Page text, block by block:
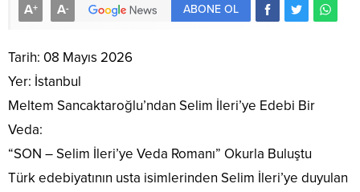
A+ A- ABONE OL
Tarih: 08 Mayıs 2026
Yer: İstanbul
Meltem Sancaktaroğlu’ndan Selim İleri’ye Edebi Bir
Veda:
“SON – Selim İleri’ye Veda Romanı” Okurla Buluştu
Türk edebiyatının usta isimlerinden Selim İleri’ye duyulan